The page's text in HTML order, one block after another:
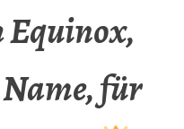
Equinox,
für